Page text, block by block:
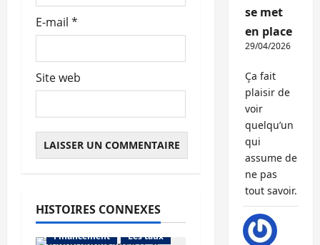
E-mail *
Site web
HISTOIRES CONNEXES
Abonnés
Financement
Les taux
se met
en place
29/04/2026
Ça fait
plaisir de
voir
quelqu’un
qui
assume de
ne pas
tout savoir.